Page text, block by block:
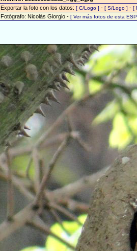
Exportar la foto con los datos: [ C/Logo ] - [ S/Logo ] - [
Fotógrafo: Nicolás Giorgio - [ Ver más fotos de esta